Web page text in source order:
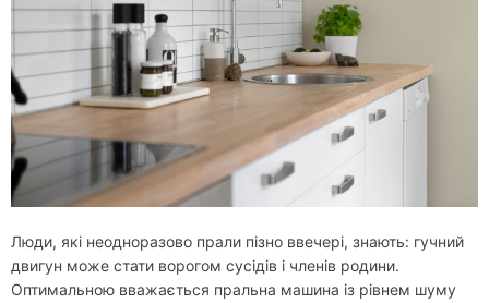
Люди, які неодноразово прали пізно ввечері, знають: гучний
двигун може стати ворогом сусідів і членів родини.
Оптимальною вважається пральна машина із рівнем шуму